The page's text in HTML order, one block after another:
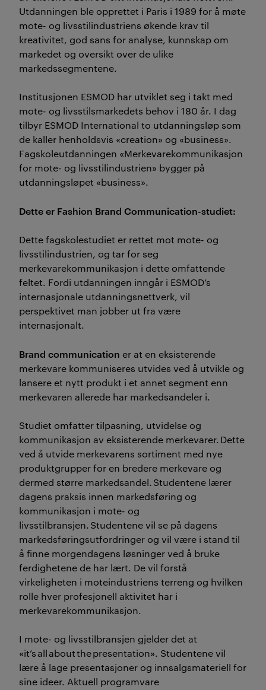
Utdanningen ble opprettet i Paris i 1989 for å møte
mote- og livsstilindustriens økende krav til
kreativitet, god sans for analyse, kunnskap om
markedet og oversikt over de ulike
markedssegmentene.
Institusjonen ESMOD har utviklet seg i takt med
mote- og livsstilsmarkedets behov i 180 år. I dag
tilbyr ESMOD International to utdanningsløp som
de kaller henholdsvis «creation» og «business».
Fagskoleutdanningen «Merkevarekommunikasjon
for mote- og livsstilindustrien» bygger på
utdanningsløpet «business».
Dette er Fashion Brand Communication-studiet:
Dette fagskolestudiet er rettet mot mote- og
livsstilindustrien, og tar for seg
merkevarekommunikasjon i dette omfattende
feltet. Fordi utdanningen inngår i ESMOD’s
internasjonale utdanningsnettverk, vil
perspektivet man jobber ut fra være
internasjonalt.
Brand communication er at en eksisterende
merkevare kommuniseres utvides ved å utvikle og
lansere et nytt produkt i et annet segment enn
merkevaren allerede har markedsandeler i.
Studiet omfatter tilpasning, utvidelse og
kommunikasjon av eksisterende merkevarer. Dette
ved å utvide merkevarens sortiment med nye
produktgrupper for en bredere merkevare og
dermed større markedsandel. Studentene lærer
dagens praksis innen markedsføring og
kommunikasjon i mote- og
livsstilbransjen. Studentene vil se på dagens
markedsføringsutfordringer og vil være i stand til
å finne morgendagens løsninger ved å bruke
ferdighetene de har lært. De vil forstå
virkeligheten i moteindustriens terreng og hvilken
rolle hver profesjonell aktivitet har i
merkevarekommunikasjon.
I mote- og livsstilbransjen gjelder det at
«it’s all about the presentation». Studentene vil
lære å lage presentasjoner og innsalgsmateriell for
sine ideer. Aktuell programvare